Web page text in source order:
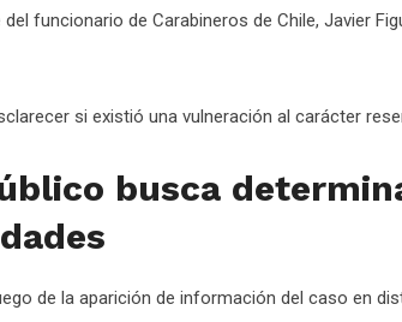
funcionario de Carabineros de Chile, Javier
si existió una vulneración al carácter
busca
de la aparición de información del caso en